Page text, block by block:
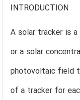
INTRODUCTION
A solar tracker is
or a solar
photovoltaic field
of a tracker for